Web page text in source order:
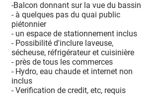
-Balcon donnant sur la vue du bassin
- à quelques pas du quai public
piétonnier
- un espace de stationnement inclus
- Possibilité d'inclure laveuse,
sécheuse, réfrigérateur et cuisinière
- près de tous les commerces
- Hydro, eau chaude et internet non
inclus
- Verification de credit, etc, requis